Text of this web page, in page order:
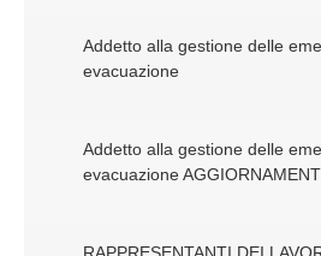
Addetto alla gestione delle
evacuazione
Addetto alla gestione delle
evacuazione